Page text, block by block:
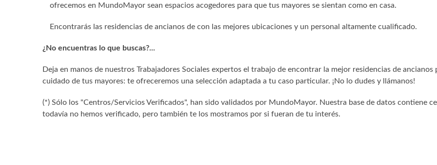
ofrecemos en MundoMayor sean espacios acogedores para que tus mayores se sientan como en casa.
Encontrarás las residencias de ancianos de con las mejores ubicaciones y un personal altamente cualificado.
¿No encuentras lo que buscas?...
Deja en manos de nuestros Trabajadores Sociales expertos el trabajo de encontrar la mejor residencias de ancianos
cuidado de tus mayores: te ofreceremos una selección adaptada a tu caso particular. ¡No lo dudes y llámanos!
(*) Sólo los "Centros/Servicios Verificados", han sido validados por MundoMayor. Nuestra base de datos contiene
todavía no hemos verificado, pero también te los mostramos por si fueran de tu interés.